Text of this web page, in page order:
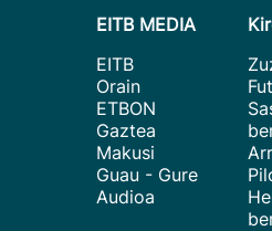
EITB MEDIA
EITB
Orain
ETBON
Gaztea
Makusi
Guau - Gure
Audioa